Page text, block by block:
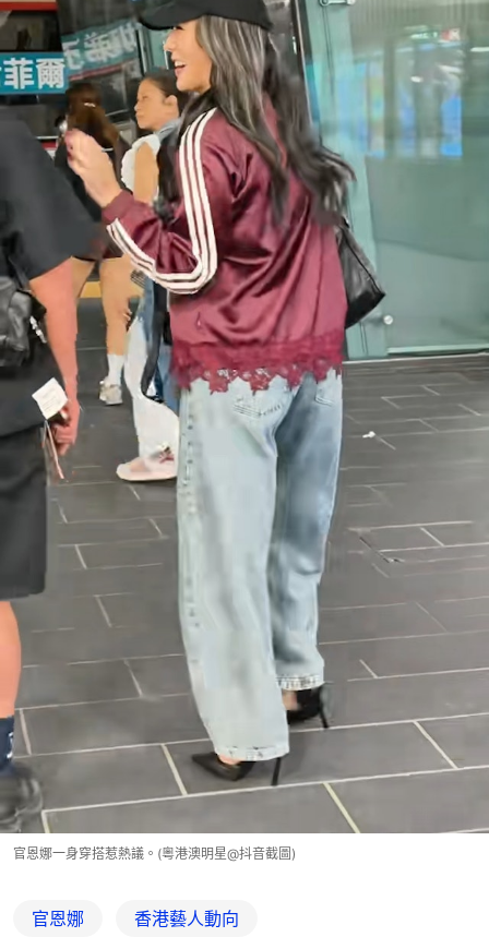
官恩娜一身穿搭惹熱議。(粵港澳明星@抖音截圖)
官恩娜 香港藝人動向